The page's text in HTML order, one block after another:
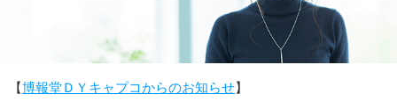
【博報堂ＤＹキャプコからのお知らせ】